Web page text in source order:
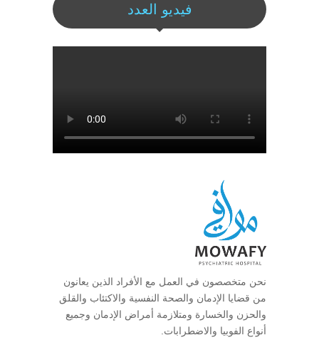
فيديو العدد
نحن متخصصون في العمل مع الأفراد الذين يعانون
من قضايا الإدمان والصحة النفسية والاكتئاب والقلق
والحزن والخسارة ومتلازمة أمراض الإدمان وجميع
أنواع الفوبيا والاضطرابات.